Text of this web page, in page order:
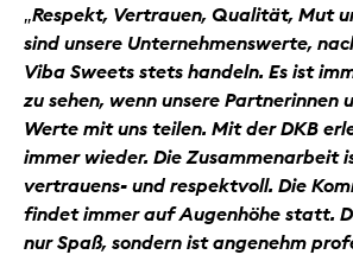
„Respekt, Vertrauen, Qualität, Mut
sind unsere Unternehmenswerte,
Viba Sweets stets handeln. Es ist
zu sehen, wenn unsere Partnerinnen
Werte mit uns teilen. Mit der DKB
immer wieder. Die Zusammenarbeit
vertrauens- und respektvoll. Die
findet immer auf Augenhöhe statt.
nur Spaß, sondern ist angenehm